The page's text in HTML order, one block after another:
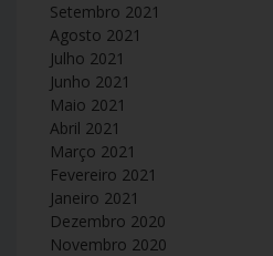
Setembro 2021
Agosto 2021
Julho 2021
Junho 2021
Maio 2021
Abril 2021
Março 2021
Fevereiro 2021
Janeiro 2021
Dezembro 2020
Novembro 2020